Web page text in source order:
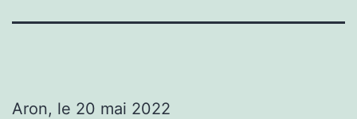
Aron, le 20 mai 2022